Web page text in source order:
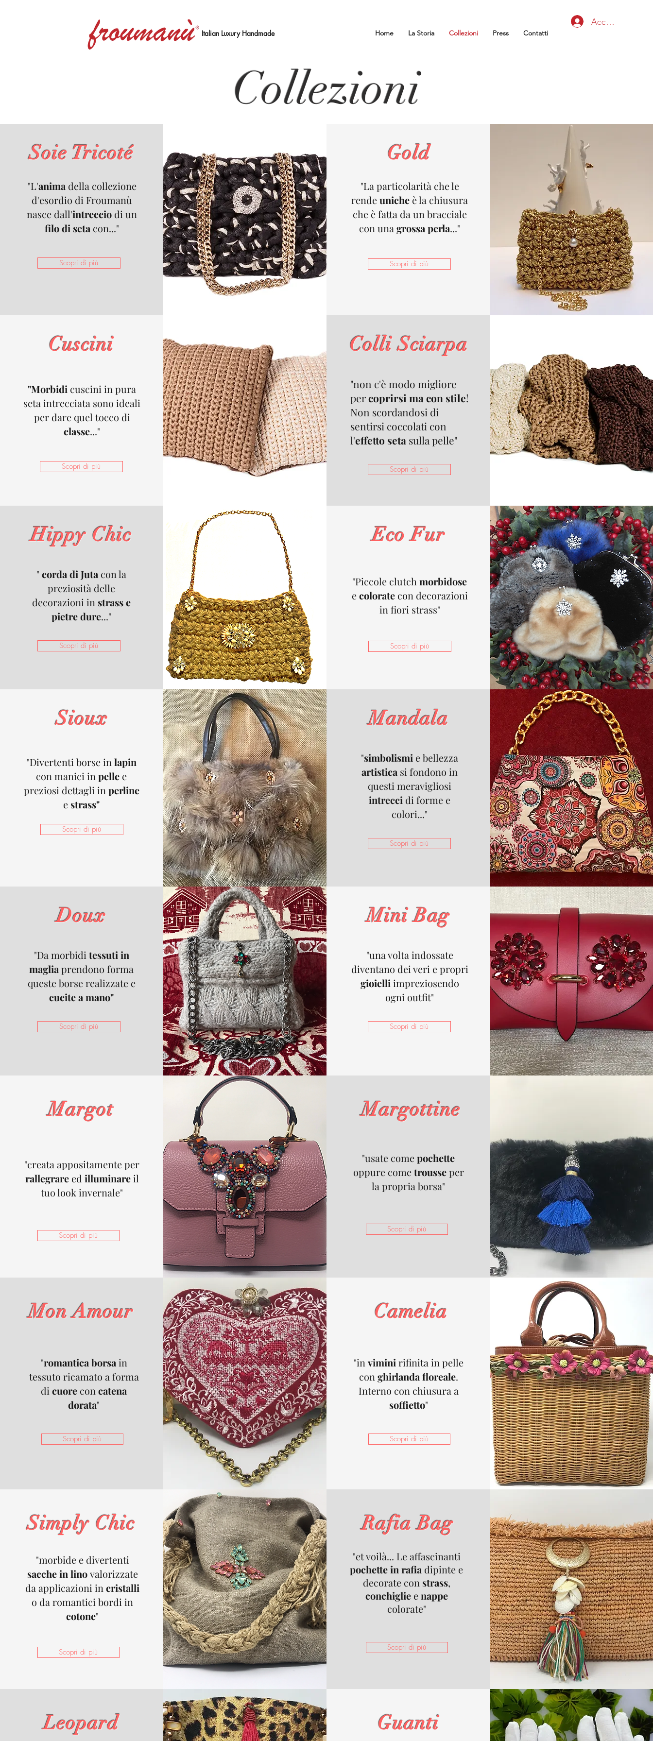
Italian Luxury Handmade
Accedi
Home La Storia Collezioni Press Contatti
Collezioni
Soie Tricoté
"L'anima della collezione
d'esordio di Froumanù
nasce dall'intreccio di un
filo di seta con..."
Scopri di più
Gold
"La particolarità che le
rendeuniche è la chiusura
che è fatta da un bracciale
con una grossa perla..."
Scopri di più
Cuscini
"Morbidi cuscini in pura
seta intrecciata sono ideali
per dare quel tocco di
classe..."
Scopri di più
Colli Sciarpa
"non c'è modo migliore
percoprirsi ma con stile!
Non scordandosi di
sentirsi coccolati con
l'effetto seta sulla pelle"
Scopri di più
Hippy Chic
" corda di Juta con la
preziosità delle
decorazioni in strass e
pietre dure..."
Scopri di più
Eco Fur
"Piccole clutch morbidose
ecoloratecon decorazioni
in fiori strass"
Scopri di più
Sioux
"Divertenti borse in lapin
con manici in pelle e
preziosi dettagli in perline
e strass"
Scopri di più
Mandala
"simbolismi e bellezza
artistica si fondono in
questi meravigliosi
intrecci di forme e
colori..."
Scopri di più
Doux
"Da morbidi tessuti in
maglia prendono forma
queste borse realizzate e
cucite a mano"
Scopri di più
Mini Bag
"una volta indossate
diventano dei veri e propri
gioielli impreziosendo
ogni outfit"
Scopri di più
Margot
"creata appositamente per
rallegrareed illuminareil
tuo look invernale"
Scopri di più
Margottine
"usate comepochette
oppure cometrousseper
la propria borsa"
Scopri di più
Mon Amour
"romantica borsa in
tessuto ricamato a forma
di cuore con catena
dorata"
Scopri di più
Camelia
"in vimini rifinita in pelle
con ghirlanda floreale.
Interno con chiusura a
soffietto"
Scopri di più
Simply Chic
"morbide e divertenti
sacche in linovalorizzate
da applicazioni in cristalli
o da romantici bordi in
cotone"
Scopri di più
Rafia Bag
"et voilà... Le affascinanti
pochette in rafia dipinte e
decorate con strass,
conchiglieenappe
colorate"
Scopri di più
Leopard Guanti